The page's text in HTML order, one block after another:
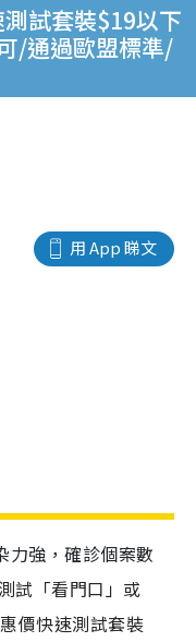
測試套裝$19以下
/通過歐盟標準/
用 App 睇文
強，確診個案數
試「看門口」或
價快速測試套裝